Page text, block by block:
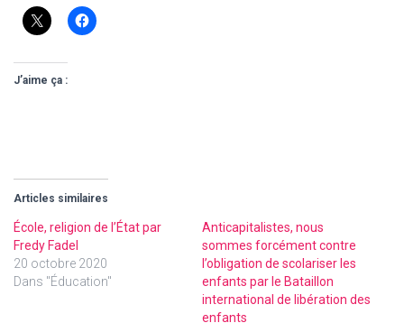
J’aime ça :
Articles similaires
École, religion de l’État par
Fredy Fadel
20 octobre 2020
Dans "Éducation"
Anticapitalistes, nous
sommes forcément contre
l’obligation de scolariser les
enfants par le Bataillon
international de libération des
enfants